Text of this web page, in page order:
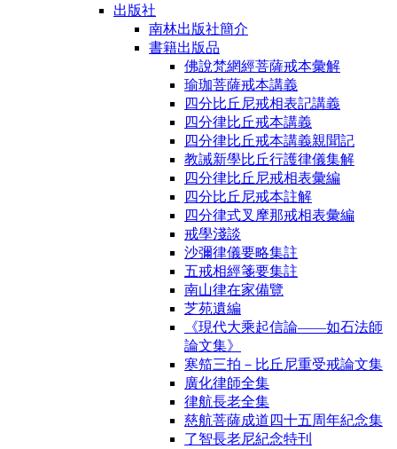
出版社
南林出版社簡介
書籍出版品
佛說梵網經菩薩戒本彙解
瑜珈菩薩戒本講義
四分比丘尼戒相表記講義
四分律比丘戒本講義
四分律比丘戒本講義親聞記
教誡新學比丘行護律儀集解
四分律比丘尼戒相表彙編
四分比丘尼戒本註解
四分律式叉摩那戒相表彙編
戒學淺談
沙彌律儀要略集註
五戒相經箋要集註
南山律在家備覽
芝苑遺編
《現代大乘起信論――如石法師
論文集》
寒笳三拍－比丘尼重受戒論文集
廣化律師全集
律航長老全集
慈航菩薩成道四十五周年紀念集
了智長老尼紀念特刊